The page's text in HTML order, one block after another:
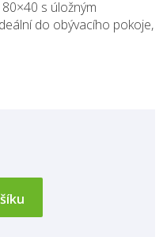
s úložným
do obývacího pokoje,